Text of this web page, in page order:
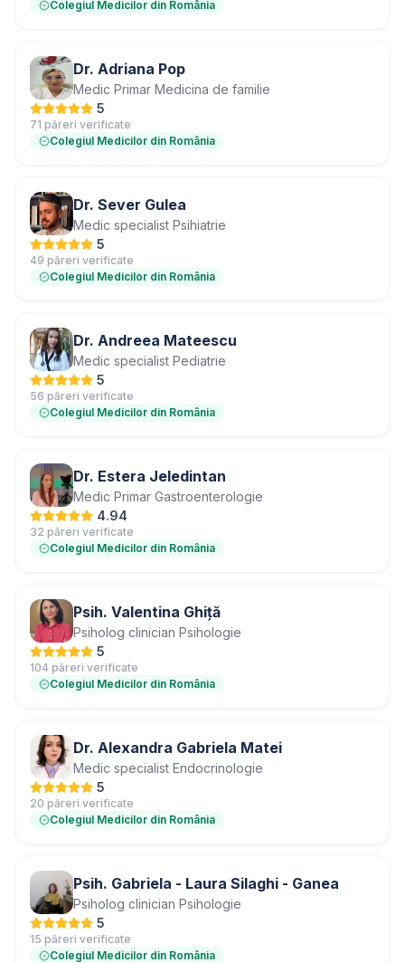
Colegiul Medicilor din România
Dr. Adriana Pop
Medic Primar Medicina de familie
5
71 păreri verificate
Colegiul Medicilor din România
Dr. Sever Gulea
Medic specialist Psihiatrie
5
49 păreri verificate
Colegiul Medicilor din România
Dr. Andreea Mateescu
Medic specialist Pediatrie
5
56 păreri verificate
Colegiul Medicilor din România
Dr. Estera Jeledintan
Medic Primar Gastroenterologie
4.94
32 păreri verificate
Colegiul Medicilor din România
Psih. Valentina Ghiță
Psiholog clinician Psihologie
5
104 păreri verificate
Colegiul Medicilor din România
Dr. Alexandra Gabriela Matei
Medic specialist Endocrinologie
5
20 păreri verificate
Colegiul Medicilor din România
Psih. Gabriela - Laura Silaghi - Ganea
Psiholog clinician Psihologie
5
15 păreri verificate
Colegiul Medicilor din România